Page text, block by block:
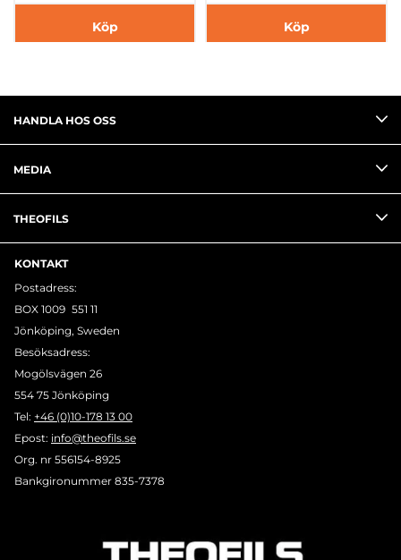
Köp Köp
HANDLA HOS OSS
MEDIA
THEOFILS
KONTAKT
Postadress:
BOX 1009 551 11
Jönköping, Sweden
Besöksadress:
Mogölsvägen 26
554 75 Jönköping
Tel: +46 (0)10-178 13 00
Epost: info@theofils.se
Org. nr 556154-8925
Bankgironummer 835-7378